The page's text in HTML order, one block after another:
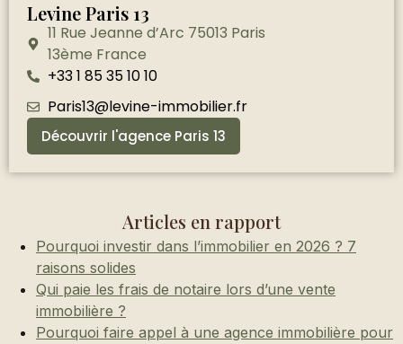
Levine Paris 13
11 Rue Jeanne d’Arc 75013 Paris
13ème France
+33 1 85 35 10 10
Paris13@levine-immobilier.fr
Découvrir l'agence Paris 13
Articles en rapport
Pourquoi investir dans l’immobilier en 2026 ? 7
raisons solides
Qui paie les frais de notaire lors d’une vente
immobilière ?
Pourquoi faire appel à une agence immobilière pour